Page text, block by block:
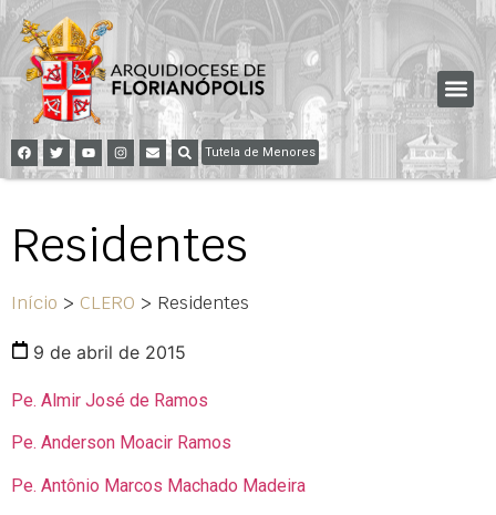
Tutela de Menores
Residentes
Início > CLERO > Residentes
9 de abril de 2015
Pe. Almir José de Ramos
Pe. Anderson Moacir Ramos
Pe. Antônio Marcos Machado Madeira